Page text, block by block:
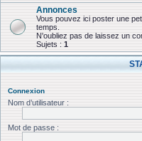
Annonces
Vous pouvez ici poster une
temps.
N'oubliez pas de laissez un
Sujets : 1
Connexion
Nom d’utilisateur :
Mot de passe :